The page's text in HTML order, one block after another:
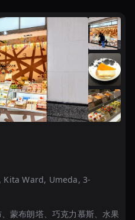
Kita Ward, Umeda, 3-
蒙布朗塔、巧克力慕斯、水果